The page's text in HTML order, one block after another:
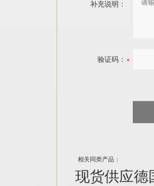
补充说明：
验证码：
相关同类产品：
现货供应德